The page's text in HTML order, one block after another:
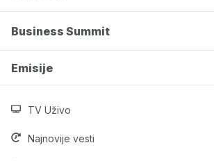
Business Summit
Emisije
TV Uživo
Najnovije vesti